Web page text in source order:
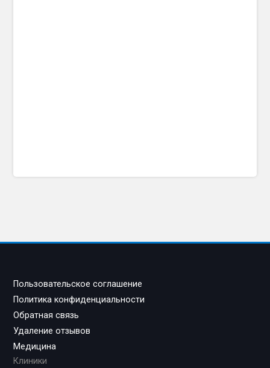
Пользовательское соглашение
Политика конфиденциальности
Обратная связь
Удаление отзывов
Медицина
Клиники